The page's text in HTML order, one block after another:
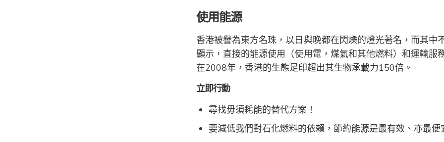
使用能源
香港被譽為東方名珠，以日與晚都在閃爍的燈光著名，而其中
顯示，直接的能源使用（使用電，煤氣和其他燃料）和運輸服
在2008年，香港的生態足印超出其生物承載力150倍。
立即行動
尋找毋須耗能的替代方案！
要減低我們對石化燃料的依賴，節約能源是最有效、亦最便